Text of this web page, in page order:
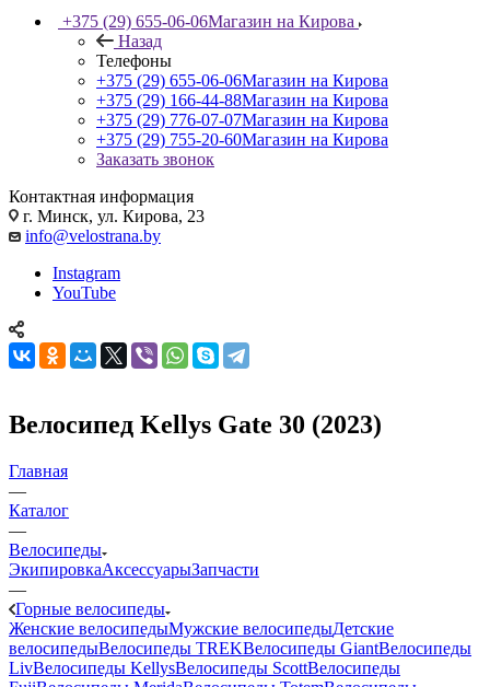
+375 (29) 655-06-06Магазин на Кирова
Назад
Телефоны
+375 (29) 655-06-06Магазин на Кирова
+375 (29) 166-44-88Магазин на Кирова
+375 (29) 776-07-07Магазин на Кирова
+375 (29) 755-20-60Магазин на Кирова
Заказать звонок
Контактная информация
г. Минск, ул. Кирова, 23
info@velostrana.by
Instagram
YouTube
Велосипед Kellys Gate 30 (2023)
Главная
—
Каталог
—
Велосипеды
ЭкипировкаАксессуарыЗапчасти
—
Горные велосипеды
Женские велосипедыМужские велосипедыДетские
велосипедыВелосипеды TREKВелосипеды GiantВелосипеды
LivВелосипеды KellysВелосипеды ScottВелосипеды